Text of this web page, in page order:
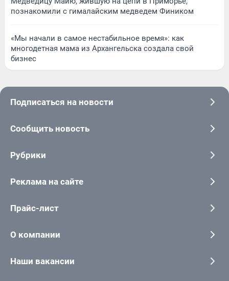
познакомили с гималайским медведем Фиником
«Мы начали в самое нестабильное время»: как
многодетная мама из Архангельска создала свой
бизнес
Подписаться на новости
Сообщить новость
Рубрики
Реклама на сайте
Прайс-лист
О компании
Наши вакансии